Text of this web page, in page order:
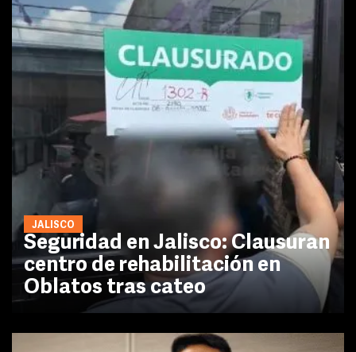
JALISCO
Seguridad en Jalisco: Clausuran
centro de rehabilitación en
Oblatos tras cateo